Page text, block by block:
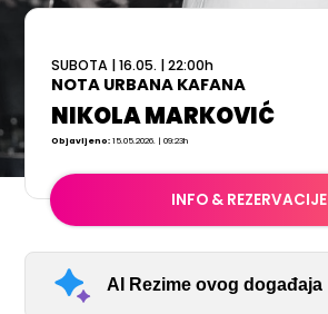
SUBOTA|16.05. |22:00h
NOTA URBANA KAFANA
NIKOLA MARKOVIĆ
Objavljeno:15.05.2026. | 09:23h
INFO & REZERVACIJE
AI Rezime ovog događaja